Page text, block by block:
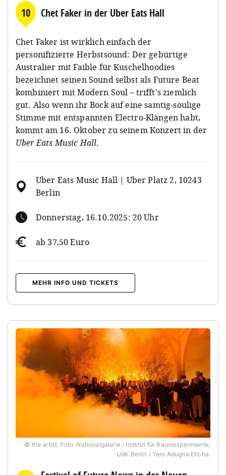
10 Chet Faker in der Uber Eats Hall
Chet Faker ist wirklich einfach der
personifizierte Herbstsound: Der gebürtige
Australier mit Faible für Kuschelhoodies
bezeichnet seinen Sound selbst als Future Beat
kombiniert mit Modern Soul – trifft's ziemlich
gut. Also wenn ihr Bock auf eine samtig-soulige
Stimme mit entspannten Electro-Klängen habt,
kommt am 16. Oktober zu seinem Konzert in der
Uber Eats Music Hall.
Uber Eats Music Hall | Uber Platz 2, 10243
Berlin
Donnerstag, 16.10.2025: 20 Uhr
ab 37,50 Euro
MEHR INFO UND TICKETS
© the artist. Foto: Nationalgalerie / Institut für Raumexperimente,
UdK Berlin / Yero Adugna Eticha.